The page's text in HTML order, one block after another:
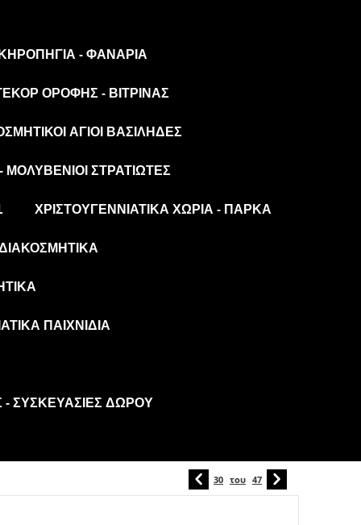
- ΦΑΝΆΡΙΑ
ΟΡΟΦΉΣ - ΒΙΤΡΊΝΑΣ
ΆΓΙΟΙ ΒΑΣΊΛΗΔΕΣ
ΣΤΡΑΤΙΏΤΕΣ
ΧΡΙΣΤΟΥΓΕΝΝΙΆΤΙΚΑ ΧΩΡΙΆ - ΠΆΡΚΑ
ΠΑΙΧΝΊΔΙΑ
- ΣΥΣΚΕΥΑΣΊΕΣ ΔΏΡΟΥ
30 του 47